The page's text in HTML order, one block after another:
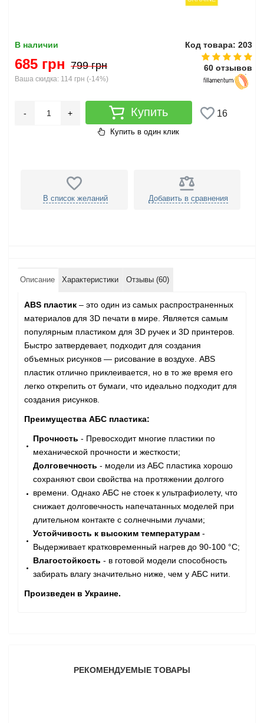
В наличии Код товара: 203
60 отзывов
685 грн 799 грн
Ваша скидка: 114 грн (-14%)
+
- Купить
Купить в один клик
16
В список желаний Добавить в сравнения
Описание Характеристики Отзывы (60)
ABS пластик – это один из самых распространенных
материалов для 3D печати в мире. Является самым
популярным пластиком для 3D ручек и 3D принтеров.
Быстро затвердевает, подходит для создания
объемных рисунков — рисование в воздухе. ABS
пластик отлично приклеивается, но в то же время его
легко открепить от бумаги, что идеально подходит для
создания рисунков.
Преимущества АБС пластика:
Прочность - Превосходит многие пластики по
механической прочности и жесткости;
Долговечность - модели из АБС пластика хорошо
сохраняют свои свойства на протяжении долгого
времени. Однако АБС не стоек к ультрафиолету, что
снижает долговечность напечатанных моделей при
длительном контакте с солнечными лучами;
Устойчивость к высоким температурам -
Выдерживает кратковременный нагрев до 90-100 °С;
Влагостойкость - в готовой модели способность
забирать влагу значительно ниже, чем у АБС нити.
Произведен в Украине.
РЕКОМЕНДУЕМЫЕ ТОВАРЫ